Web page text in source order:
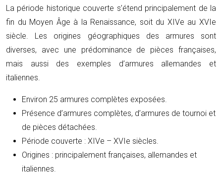
La période historique couverte s’étend principalement de la
fin du Moyen Âge à la Renaissance, soit du XIVe au XVIe
siècle. Les origines géographiques des armures sont
diverses, avec une prédominance de pièces françaises,
mais aussi des exemples d’armures allemandes et
italiennes.
Environ 25 armures complètes exposées.
Présence d’armures complètes, d’armures de tournoi et
de pièces détachées.
Période couverte : XIVe – XVIe siècles.
Origines : principalement françaises, allemandes et
italiennes.